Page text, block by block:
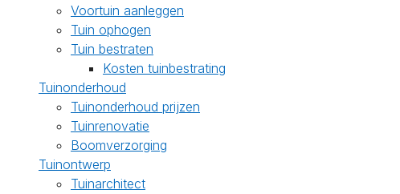
Voortuin aanleggen
Tuin ophogen
Tuin bestraten
Kosten tuinbestrating
Tuinonderhoud
Tuinonderhoud prijzen
Tuinrenovatie
Boomverzorging
Tuinontwerp
Tuinarchitect